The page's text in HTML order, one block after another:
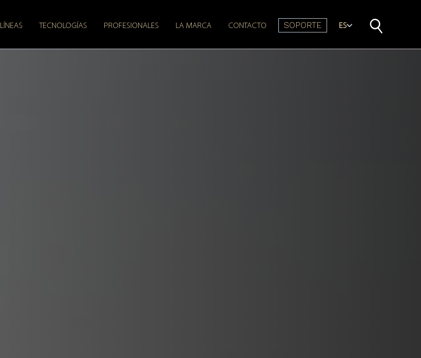
LÍNEAS TECNOLOGÍAS PROFESIONALES LA MARCA CONTACTO SOPORTE ES